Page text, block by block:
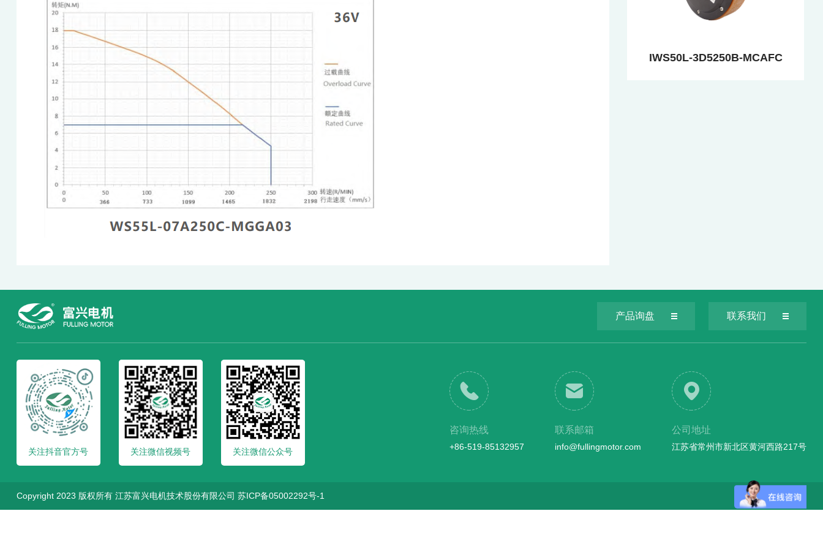
IWS50L-3D5250B-MCAFC
产品询盘 联系我们
关注抖音官方号 关注微信视频号 关注微信公众号
咨询热线
+86-519-85132957
联系邮箱
info@fullingmotor.com
公司地址
江苏省常州市新北区黄河西路217号
Copyright 2023 版权所有 江苏富兴电机技术股份有限公司 苏ICP备05002292号-1